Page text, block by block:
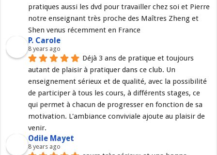
pratiques aussi les dvd pour travailler chez soi et Pierre
notre enseignant très proche des Maîtres Zheng et
Shen venus récemment en France
P. Carole
8 years ago
Déjà 3 ans de pratique et toujours
autant de plaisir à pratiquer dans ce club. Un
enseignement sérieux et de qualité, avec la possibilité
de participer à tous les cours, à différents stages, ce
qui permet à chacun de progresser en fonction de sa
motivation. L'ambiance conviviale ajoute au plaisir de
venir.
Odile Mayet
8 years ago